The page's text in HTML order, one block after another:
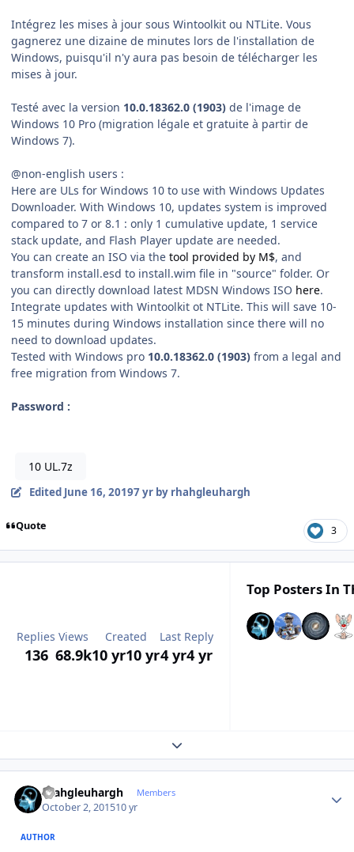
Intégrez les mises à jour sous Wintoolkit ou NTLite. Vous
gagnerez une dizaine de minutes lors de l'installation de
Windows, puisqu'il n'y aura pas besoin de télécharger les
mises à jour.
Testé avec la version 10.0.18362.0 (1903) de l'image de
Windows 10 Pro (migration légale et gratuite à partir de
Windows 7).
@non-english users :
Here are ULs for Windows 10 to use with Windows Updates
Downloader. With Windows 10, updates system is improved
compared to 7 or 8.1 : only 1 cumulative update, 1 service
stack update, and Flash Player update are needed.
You can create an ISO via the tool provided by M$, and
transform install.esd to install.wim file in "source" folder. Or
you can directly download latest MDSN Windows ISO here.
Integrate updates with Wintoolkit ot NTLite. This will save 10-
15 minutes during Windows installation since there will no
need to download updates.
Tested with Windows pro 10.0.18362.0 (1903) from a legal and
free migration from Windows 7.
Password :
10 UL.7z
Edited June 16, 20197 yrby rhahgleuhargh
Quote 3
Replies
136
Views
68.9k
Created
10 yr10 yr
Last Reply
4 yr4 yr
Top Posters In
Expand topic overview
rhahgleuhargh Members
October 2, 201510 yr
AUTHOR